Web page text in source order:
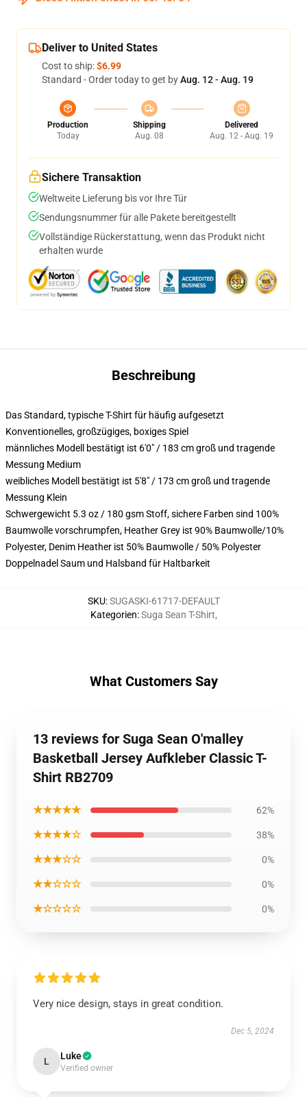
Deliver to United States
Cost to ship:$6.99
Standard - Order today to get byAug. 12 - Aug. 19
Production
Today
Shipping
Aug. 08
Delivered
Aug. 12 - Aug. 19
Sichere Transaktion
Weltweite Lieferung bis vor Ihre Tür
Sendungsnummer für alle Pakete bereitgestellt
Vollständige Rückerstattung, wenn das Produkt nicht
erhalten wurde
Beschreibung
Das Standard, typische T-Shirt für häufig aufgesetzt
Konventionelles, großzügiges, boxiges Spiel
männliches Modell bestätigt ist 6'0" / 183 cm groß und tragende
Messung Medium
weibliches Modell bestätigt ist 5'8" / 173 cm groß und tragende
Messung Klein
Schwergewicht 5.3 oz / 180 gsm Stoff, sichere Farben sind 100%
Baumwolle vorschrumpfen, Heather Grey ist 90% Baumwolle/10%
Polyester, Denim Heather ist 50% Baumwolle / 50% Polyester
Doppelnadel Saum und Halsband für Haltbarkeit
SKU:SUGASKI-61717-DEFAULT
Kategorien:Suga Sean T-Shirt,
What Customers Say
13 reviews for Suga Sean O'malley
Basketball Jersey Aufkleber Classic T-
Shirt RB2709
★★★★★ 62%
★★★★☆ 38%
★★★☆☆ 0%
★★☆☆☆ 0%
★☆☆☆☆ 0%
Very nice design, stays in great condition.
Dec 5, 2024
L Luke
Verified owner